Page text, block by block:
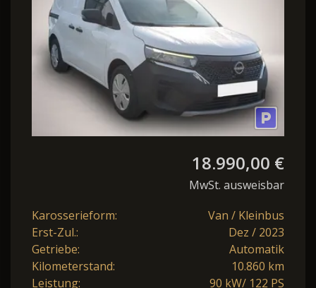
18.990,00 €
MwSt. ausweisbar
Karosserieform:
Van / Kleinbus
Erst-Zul.:
Dez / 2023
Getriebe:
Automatik
Kilometerstand:
10.860 km
Leistung:
90 kW/ 122 PS